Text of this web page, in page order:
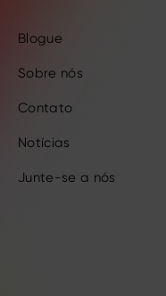
Blogue
Sobre nós
Contato
Notícias
Junte-se a nós